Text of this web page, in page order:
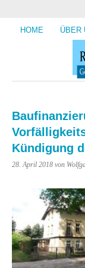
HOME ÜBER
Kündigung
28. April 2018 von